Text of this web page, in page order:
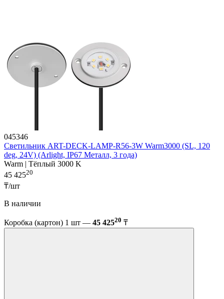
045346
Светильник ART-DECK-LAMP-R56-3W Warm3000 (SL, 120
deg, 24V) (Arlight, IP67 Металл, 3 года)
Warm | Тёплый 3000 K
45 42520
₸/шт
В наличии
Коробка (картон) 1 шт — 45 42520 ₸